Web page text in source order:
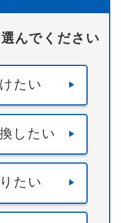
んでください
たい
したい
たい